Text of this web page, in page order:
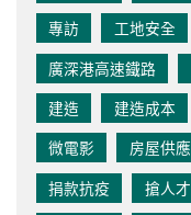
專訪
工地安全
廣深港高速鐵路
建造
建造成本
微電影
房屋供應
捐款抗疫
搶人才